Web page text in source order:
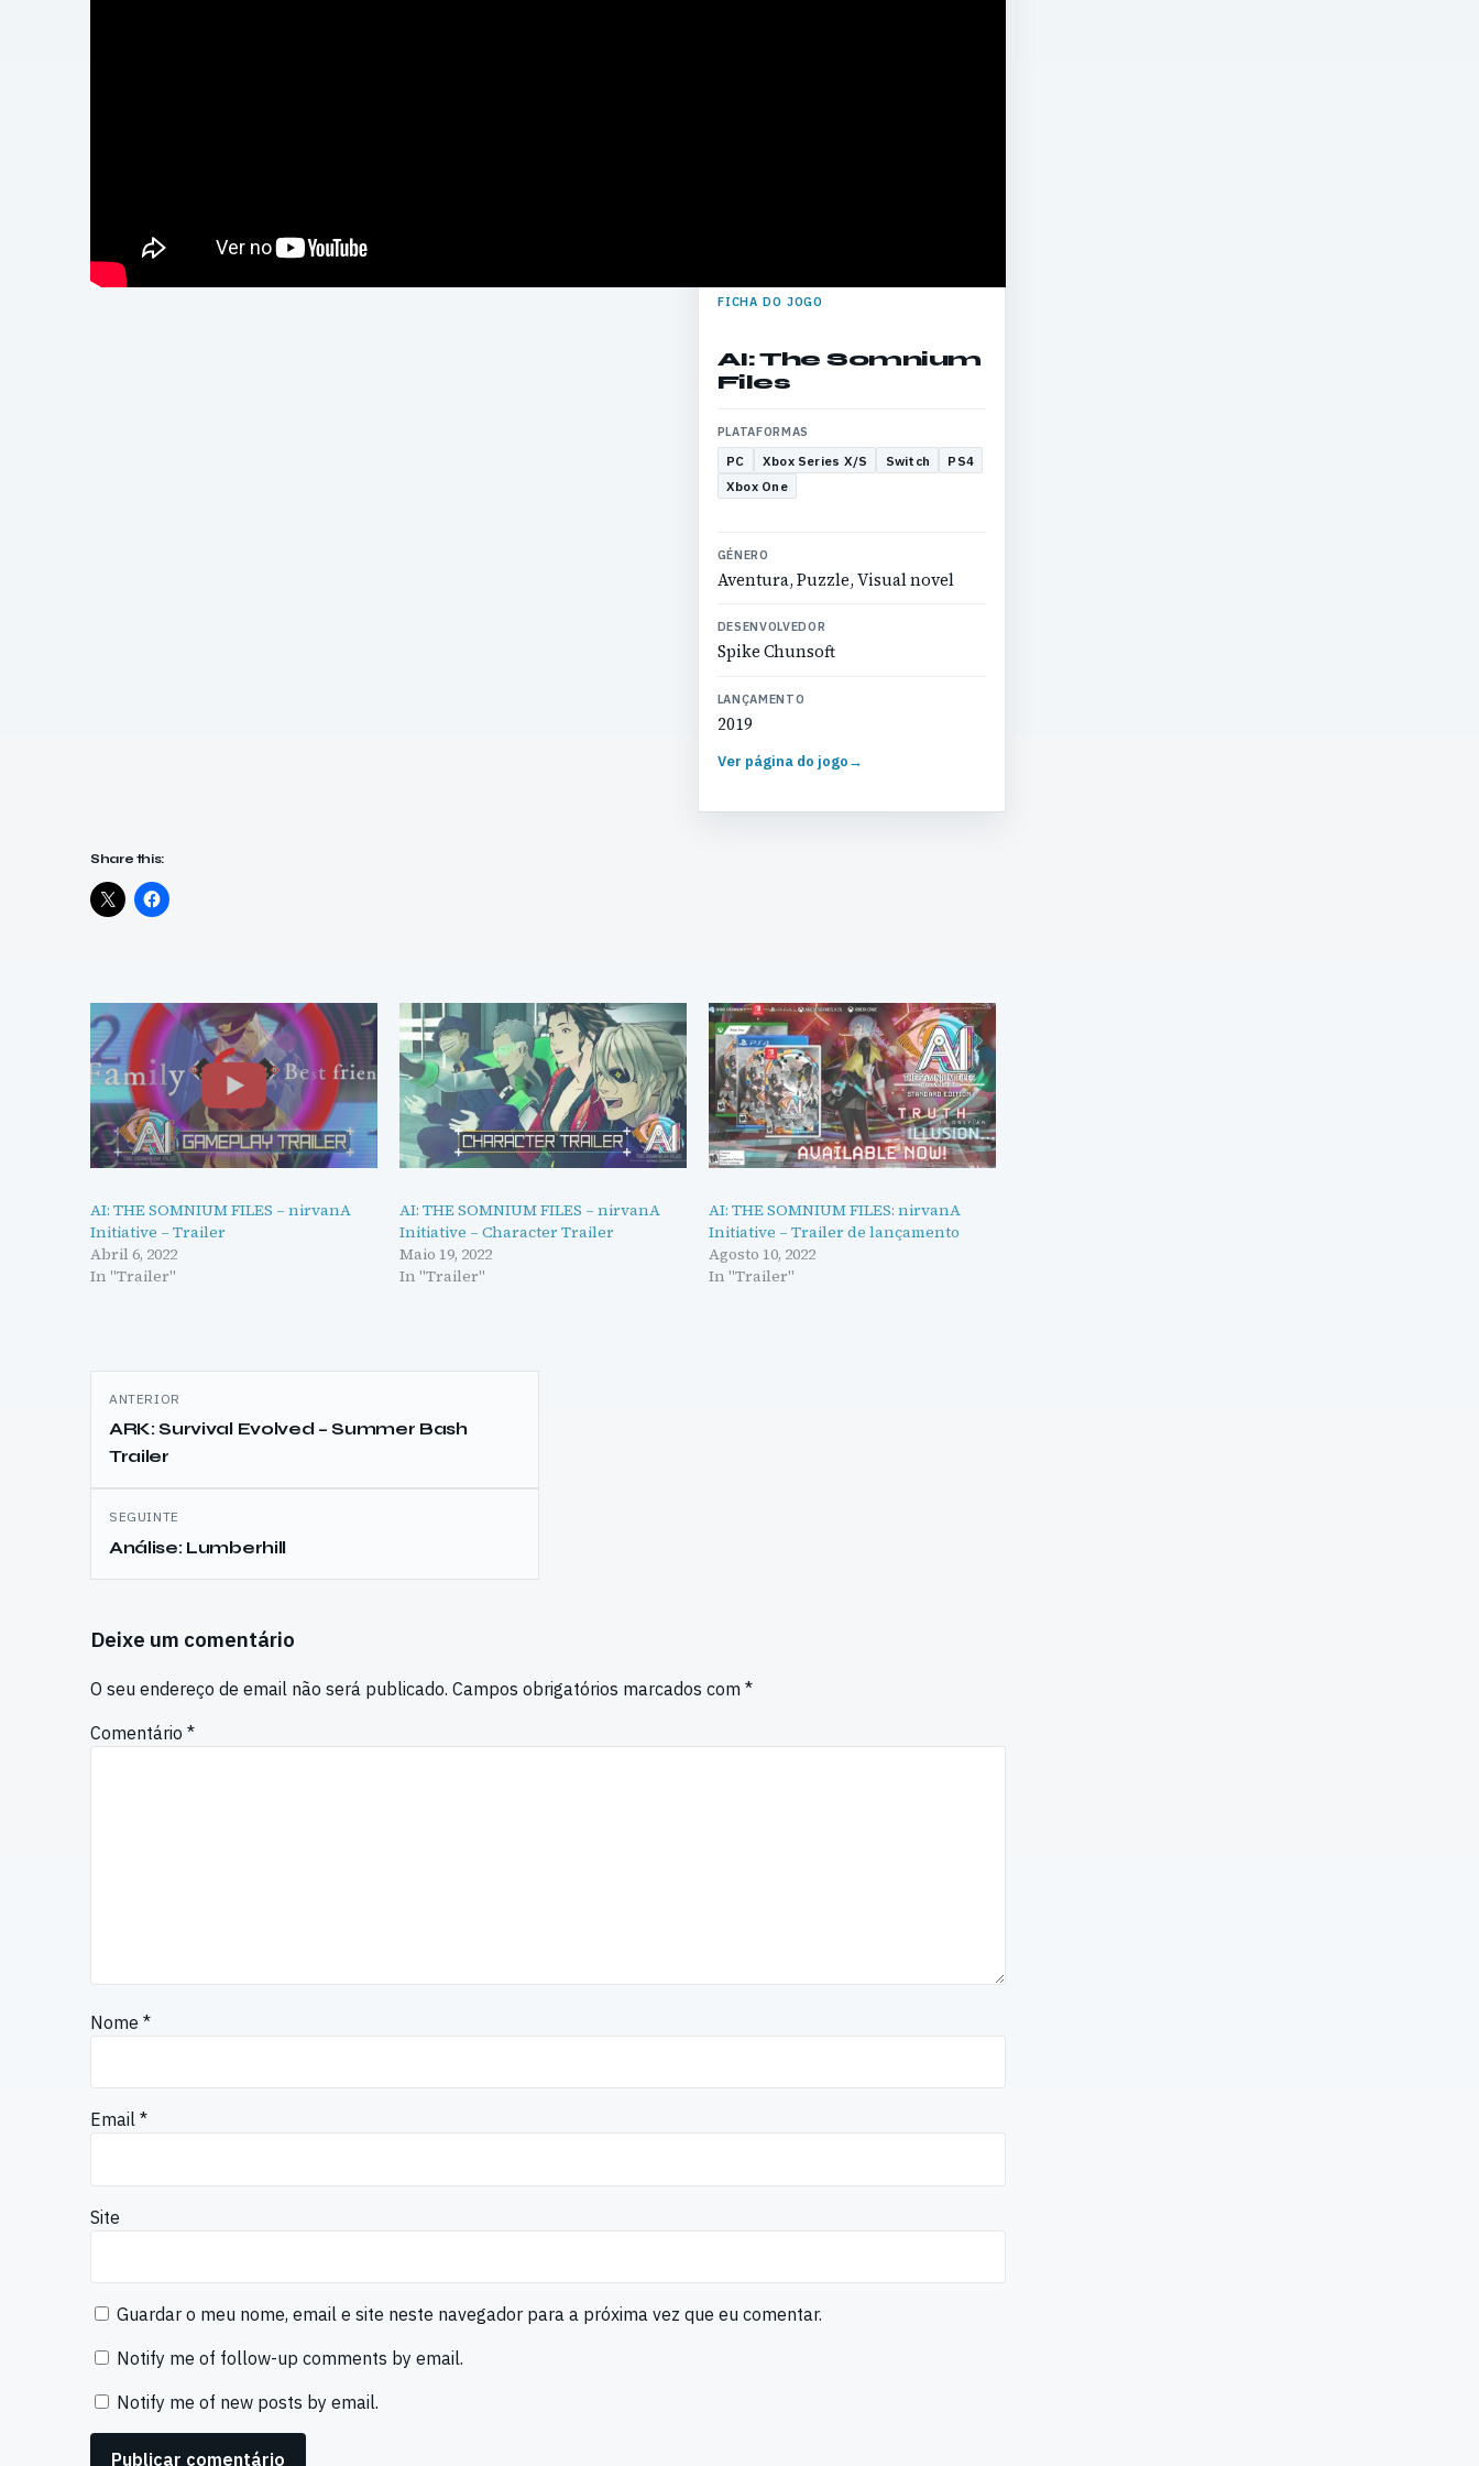
FICHA DO JOGO
AI: The Somnium
Files
PLATAFORMAS
PC Xbox Series X/S Switch
PS4
Xbox One
GÉNERO
Aventura, Puzzle, Visual novel
DESENVOLVEDOR
Spike Chunsoft
LANÇAMENTO
2019
Ver página do jogo→
Share this:
AI: THE SOMNIUM FILES – nirvanA
Initiative – Trailer
Abril 6, 2022
In "Trailer"
AI: THE SOMNIUM FILES – nirvanA
Initiative – Character Trailer
Maio 19, 2022
In "Trailer"
AI: THE SOMNIUM FILES: nirvanA
Initiative – Trailer de lançamento
Agosto 10, 2022
In "Trailer"
Navegação
de
artigos
ANTERIOR
ARK: Survival Evolved – Summer Bash
Trailer
SEGUINTE
Análise: Lumberhill
Deixe um comentário
O seu endereço de email não será publicado. Campos obrigatórios marcados com *
Comentário *
Nome *
Email *
Site
Guardar o meu nome, email e site neste navegador para a próxima vez que eu comentar.
Notify me of follow-up comments by email.
Notify me of new posts by email.